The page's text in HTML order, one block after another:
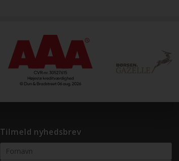
Tilmeld nyhedsbrev